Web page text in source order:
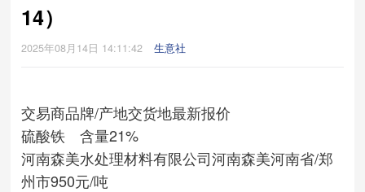
14）
2025年08月14日 14:11:42 生意社
交易商品牌/产地交货地最新报价
硫酸铁 含量21%
河南森美水处理材料有限公司河南森美河南省/郑
州市950元/吨